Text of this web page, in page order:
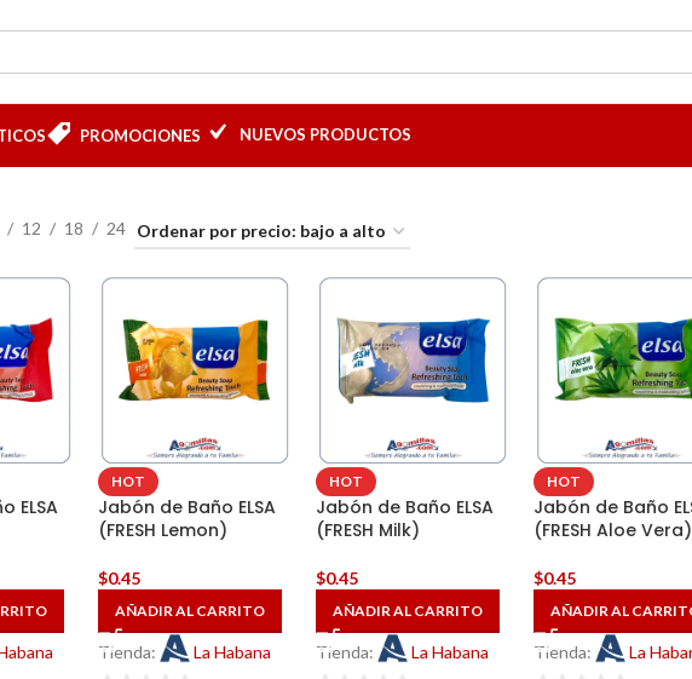
PROMOCIONES NUEVOS PRODUCTOS
12 18 24
ELSA
HOT
Jabón de Baño ELSA
(FRESH Lemon)
$0.45
AÑADIR AL CARRITO
Tienda: La Habana
HOT
Jabón de Baño ELSA
(FRESH Milk)
$0.45
AÑADIR AL CARRITO
Tienda: La Habana
HOT
Jabón de Baño
(FRESH Aloe Vera)
$0.45
AÑADIR AL
Tienda: La